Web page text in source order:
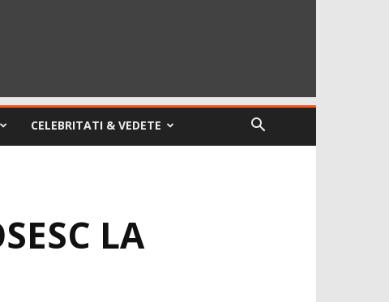
CELEBRITATI & VEDETE
LA